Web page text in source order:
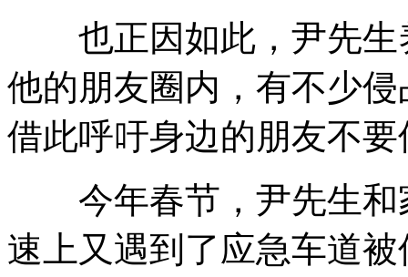
也正因如此，尹先生
他的朋友圈内，有不少
借此呼吁身边的朋友不
今年春节，尹先生和
速上又遇到了应急车道